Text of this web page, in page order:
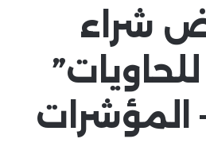
شراء
المؤشرات